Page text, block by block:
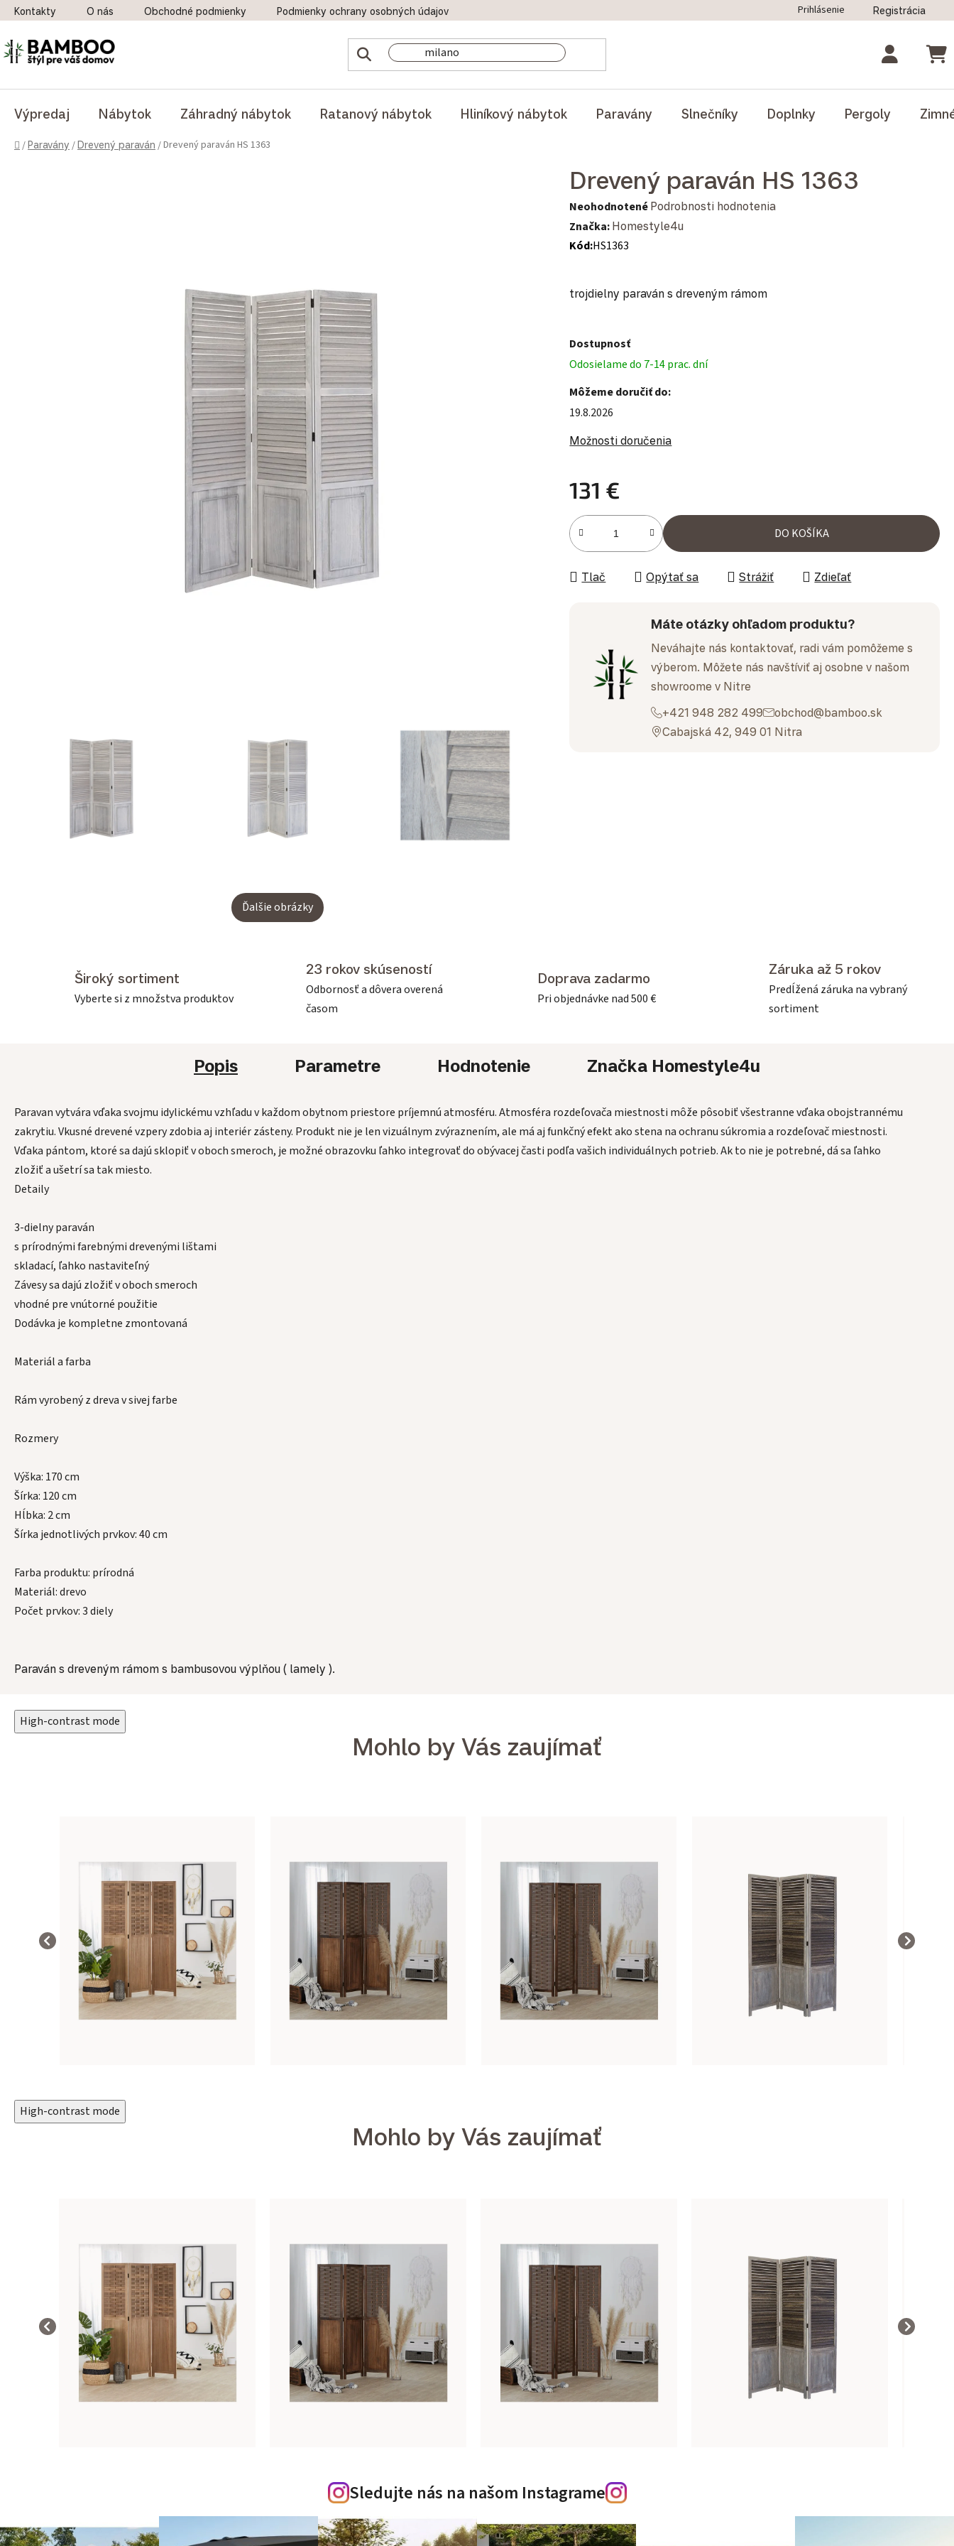
Prejsť na obsah
Kontakty O nás Obchodné podmienky Podmienky ochrany osobných údajov Odstúpenie od zmluvy
Prihlásenie Registrácia
Výpredaj Nábytok Záhradný nábytok Ratanový nábytok Hliníkový nábytok Paravány Slnečníky Doplnky Pergoly
Domov
/Paravány /Drevený paraván /Drevený paraván HS 1363
Drevený paraván HS 1363
Priemerné hodnotenie produktu je 0,0 z 5 hviezdičiek.
Neohodnotené Podrobnosti hodnotenia
Značka: Homestyle4u
Kód:HS1363
trojdielny paraván s dreveným rámom
Dostupnosť
Odosielame do 7-14 prac. dní
Môžeme doručiť do:
19.8.2026
Možnosti doručenia
131 €
Jednotková cena:
DO KOŠÍKA
Tlač Opýtať sa Strážiť Zdieľať
Máte otázky ohľadom produktu?
Neváhajte nás kontaktovať, radi vám pomôžeme s
výberom. Môžete nás navštíviť aj osobne v našom
showroome v Nitre
+421 948 282 499
obchod@bamboo.sk
Cabajská 42, 949 01 Nitra
Ďalšie obrázky
Široký sortiment
Vyberte si z množstva produktov
23 rokov skúseností
Odbornosť a dôvera overená
časom
Doprava zadarmo
Pri objednávke nad 500 €
Záruka až 5 rokov
Predĺžená záruka na vybraný
sortiment
Popis Parametre Hodnotenie Značka Homestyle4u
Paravan vytvára vďaka svojmu idylickému vzhľadu v každom obytnom priestore príjemnú atmosféru. Atmosféra rozdeľovača miestnosti môže pôsobiť všestranne vďaka obojstrannému
zakrytiu. Vkusné drevené vzpery zdobia aj interiér zásteny. Produkt nie je len vizuálnym zvýraznením, ale má aj funkčný efekt ako stena na ochranu súkromia a rozdeľovač miestnosti.
Vďaka pántom, ktoré sa dajú sklopiť v oboch smeroch, je možné obrazovku ľahko integrovať do obývacej časti podľa vašich individuálnych potrieb. Ak to nie je potrebné, dá sa ľahko
zložiť a ušetrí sa tak miesto.
Detaily
3-dielny paraván
s prírodnými farebnými drevenými lištami
skladací, ľahko nastaviteľný
Závesy sa dajú zložiť v oboch smeroch
vhodné pre vnútorné použitie
Dodávka je kompletne zmontovaná
Materiál a farba
Rám vyrobený z dreva v sivej farbe
Rozmery
Výška: 170 cm
Šírka: 120 cm
Hĺbka: 2 cm
Šírka jednotlivých prvkov: 40 cm
Farba produktu: prírodná
Materiál: drevo
Počet prvkov: 3 diely
Paraván s dreveným rámom s bambusovou výplňou ( lamely ).
High-contrast mode
Mohlo by Vás zaujímať
High-contrast mode
Mohlo by Vás zaujímať
Sledujte nás na našom Instagrame